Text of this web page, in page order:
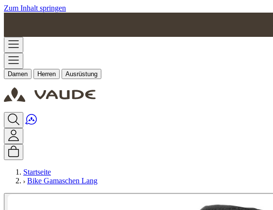
Zum Inhalt springen
Damen Herren Ausrüstung
Startseite
Bike Gamaschen Lang